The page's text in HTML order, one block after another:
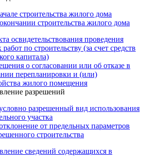
строительства жилого дома
строительства жилого дома
освидетельствования проведения
по строительству (за счет средств
капитала)
о согласовании или об отказе в
перепланировки и (или)
жилого помещения
разрешений
разрешенный вид использования
участка
от предельных параметров
строительства
сведений содержащихся в